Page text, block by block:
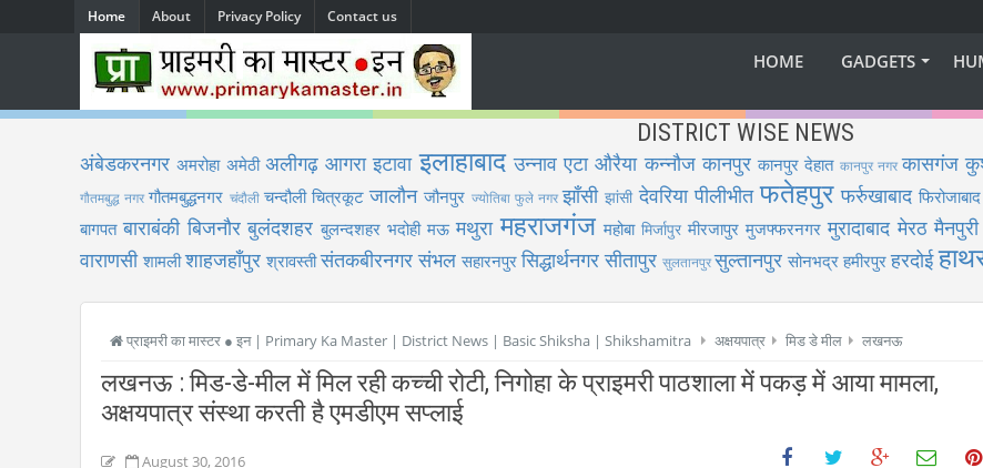
Home About Privacy Policy Contact us
HOME GADGETS
DISTRICT WISE NEWS
अंबेडकरनगर अमरोहा अमेठी अलीगढ़ आगरा इटावा इलाहाबाद उन्नाव एटा औरैया कन्नौज कानपुर कानपुर देहात कानपुर नगर कासगंज
गौतमबुद्ध नगर गौतमबुद्धनगर चंदौली चन्दौली चित्रकूट जालौन जौनपुर ज्योतिबा फुले नगर झाँसी झांसी देवरिया पीलीभीत फतेहपुर फर्रुखाबाद फिरोजाबाद
बागपत बाराबंकी बिजनौर बुलंदशहर बुलन्दशहर भदोही मऊ मथुरा महराजगंज महोबा मिर्जापुर मीरजापुर मुजफ्फरनगर मुरादाबाद मेरठ मैनपुरी
वाराणसी शामली शाहजहाँपुर श्रावस्ती संतकबीरनगर संभल सहारनपुर सिद्धार्थनगर सीतापुर सुलतानपुरसुल्तानपुर सोनभद्र हमीरपुर हरदोई
प्राइमरी का मास्टर ● इन | Primary Ka Master | District News | Basic Shiksha | Shikshamitra अक्षयपात्र मिड डे मील लखनऊ
लखनऊ : मिड-डे-मील में मिल रही कच्ची रोटी, निगोहा के प्राइमरी पाठशाला में पकड़ में आया मामला,
अक्षयपात्र संस्था करती है एमडीएम सप्लाई
August 30, 2016